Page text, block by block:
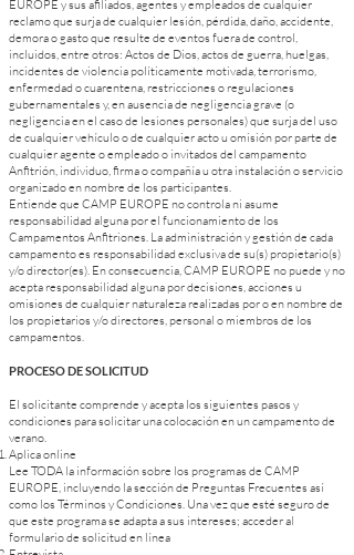
EUROPE y sus afiliados, agentes y empleados de cualquier
reclamo que surja de cualquier lesión, pérdida, daño, accidente,
demora o gasto que resulte de eventos fuera de control,
incluidos, entre otros: Actos de Dios, actos de guerra, huelgas,
incidentes de violencia políticamente motivada, terrorismo,
enfermedad o cuarentena, restricciones o regulaciones
gubernamentales y, en ausencia de negligencia grave (o
negligencia en el caso de lesiones personales) que surja del uso
de cualquier vehículo o de cualquier acto u omisión por parte de
cualquier agente o empleado o invitados del campamento
Anfitrión, individuo, firma o compañía u otra instalación o servicio
organizado en nombre de los participantes.
Entiende que CAMP EUROPE no controla ni asume
responsabilidad alguna por el funcionamiento de los
Campamentos Anfitriones. La administración y gestión de cada
campamento es responsabilidad exclusiva de su(s) propietario(s)
y/o director(es). En consecuencia, CAMP EUROPE no puede y no
acepta responsabilidad alguna por decisiones, acciones u
omisiones de cualquier naturaleza realizadas por o en nombre de
los propietarios y/o directores, personal o miembros de los
campamentos.
PROCESO DE SOLICITUD
El solicitante comprende y acepta los siguientes pasos y
condiciones para solicitar una colocación en un campamento de
verano.
Aplica online
Lee TODA la información sobre los programas de CAMP
EUROPE, incluyendo la sección de Preguntas Frecuentes así
como los Términos y Condiciones. Una vez que esté seguro de
que este programa se adapta a sus intereses; acceder al
formulario de solicitud en línea